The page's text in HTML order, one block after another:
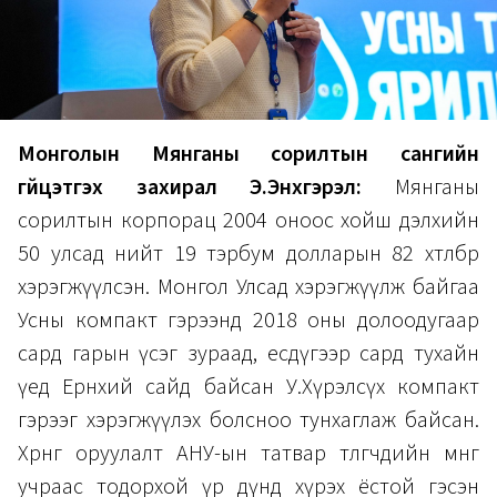
Монголын Мянганы сорилтын сангийн
гүйцэтгэх захирал Э.Энхгэрэл: Мянганы
сорилтын корпорац 2004 оноос хойш дэлхийн
50 улсад нийт 19 тэрбум долларын 82 хөтөлбөр
хэрэгжүүлсэн. Монгол Улсад хэрэгжүүлж байгаа
Усны компакт гэрээнд 2018 оны долоодугаар
сард гарын үсэг зураад, есдүгээр сард тухайн
үед Ерөнхий сайд байсан У.Хүрэлсүх компакт
гэрээг хэрэгжүүлэх болсноо тунхаглаж байсан.
Хөрөнгө оруулалт АНУ-ын татвар төлөгчдийн мөнгө
учраас тодорхой үр дүнд хүрэх ёстой гэсэн